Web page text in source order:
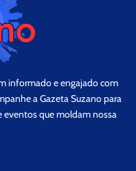
informado e engajado com
a Gazeta Suzano para
eventos que moldam nossa